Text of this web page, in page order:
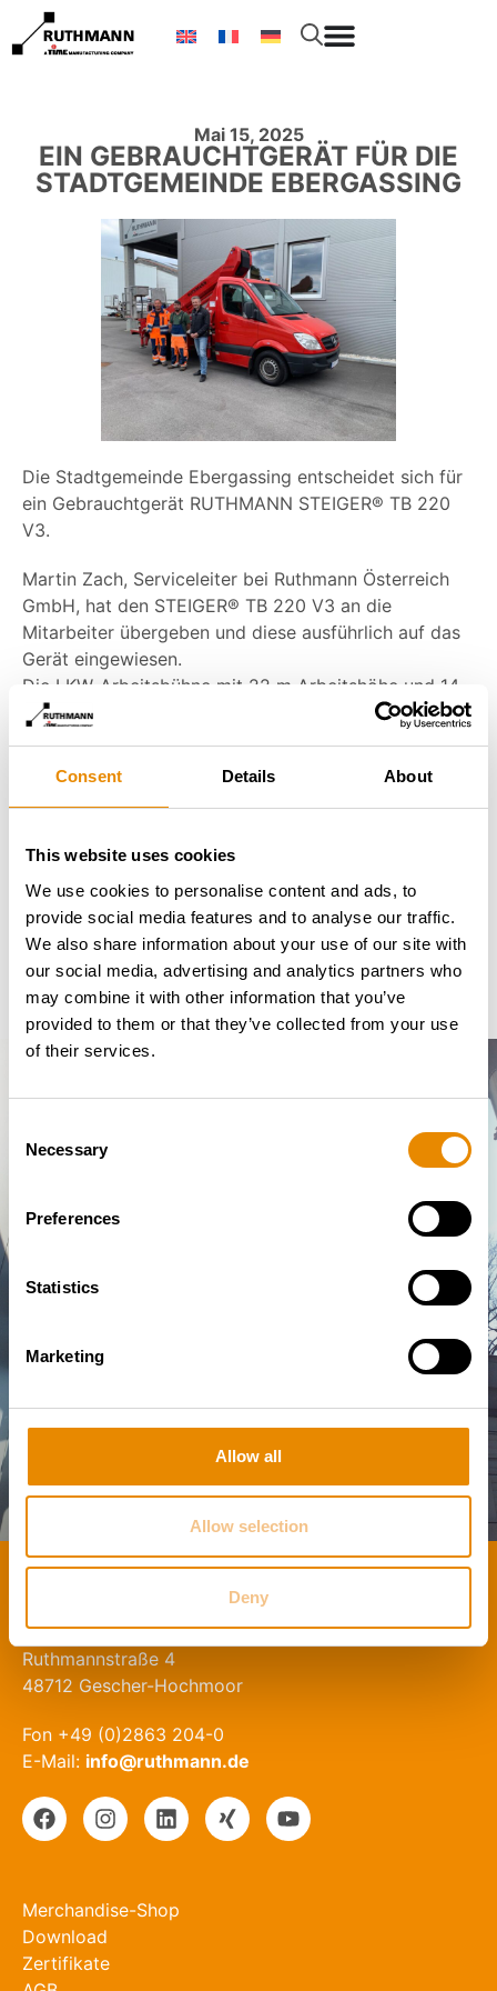
Consent Details About
This website uses cookies
We use cookies to personalise content and ads, to
provide social media features and to analyse our traffic.
We also share information about your use of our site with
our social media, advertising and analytics partners who
may combine it with other information that you’ve
provided to them or that they’ve collected from your use
of their services.
Selection
Necessary
Preferences
Statistics
Marketing
Allow all
Allow selection
Deny
Mai 15, 2025
EIN GEBRAUCHTGERÄT FÜR DIE
STADTGEMEINDE EBERGASSING
Die Stadtgemeinde Ebergassing entscheidet sich für
ein Gebrauchtgerät RUTHMANN STEIGER® TB 220
V3.
Martin Zach, Serviceleiter bei Ruthmann Österreich
GmbH, hat den STEIGER® TB 220 V3 an die
Mitarbeiter übergeben und diese ausführlich auf das
Gerät eingewiesen.
Die LKW-Arbeitsbühne mit 22 m Arbeitshöhe und 14
m Reichweite wird für verschiedene Arbeiten in der
Straßenbeleuchtung. Dadurch, dass der STEIGER®
RUTHMANN GmbH Österreich wünscht der
Stadtgemeinde Ebergassing viel Freude und Erfolg
mit Ihrem „neuen“ Gebrauchtgerät RUTHMANN
STEIGER® TB 220 V3.
KONTAKTIEREN SIE UNS –
WIR HELFEN IHNEN GERNE
individuelle Beratung?
Unser Team steht
Rufen Sie uns
an oder schreiben Sie uns eine E-Mail – wir
RUTHMANN Holdings GmbH
Ruthmannstraße 4
48712 Gescher-Hochmoor
Fon +49 (0)2863 204-0
E-Mail: info@ruthmann.de
Merchandise-Shop
Download
Zertifikate